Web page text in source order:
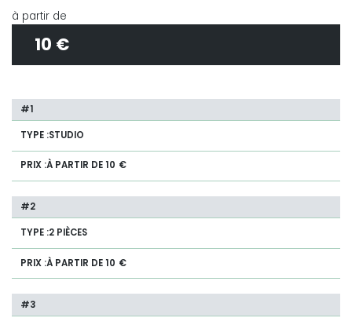
à partir de
10 €
STUDIO
À PARTIR DE 10 €
2 PIÈCES
À PARTIR DE 10 €